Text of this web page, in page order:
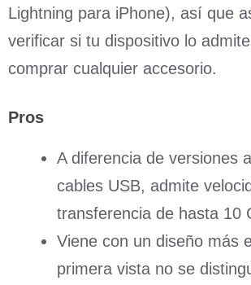
Lightning para iPhone), así que
verificar si tu dispositivo lo
comprar cualquier accesorio.
Pros
A diferencia de versiones
cables USB, admite
transferencia de hasta 10
Viene con un diseño más
primera vista no se